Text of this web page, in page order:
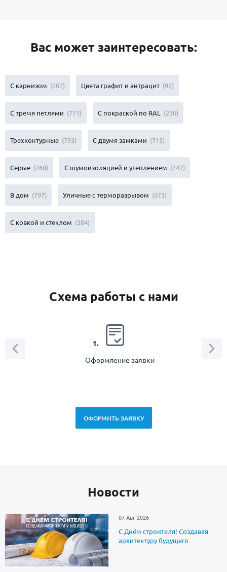
Вас может заинтересовать:
С карнизом (207) Цвета графит и антрацит (92)
С тремя петлями (771) С покраской по RAL (230)
Трехконтурные (793) С двумя замками (715)
Серые (268) С шумоизоляцией и утеплением (747)
В дом (797) Уличные с терморазрывом (673)
С ковкой и стеклом (384)
Схема работы с нами
1.
Оформление заявки
ОФОРМИТЬ ЗАЯВКУ
Новоcти
07 Авг 2026
С Днём строителя! Создавая
архитектуру будущего